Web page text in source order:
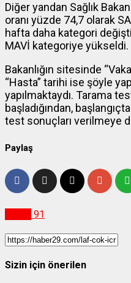
Diğer yandan Sağlık
oranı yüzde 74,7 olarak
hafta daha kategori
MAVİ kategoriye yükseldi.
Bakanlığın sitesinde
“Hasta” tarihi ise şöyle
yapılmaktaydı. Tarama
başladığından,
test sonuçları verilmeye
Paylaş
91
Sizin için önerilen